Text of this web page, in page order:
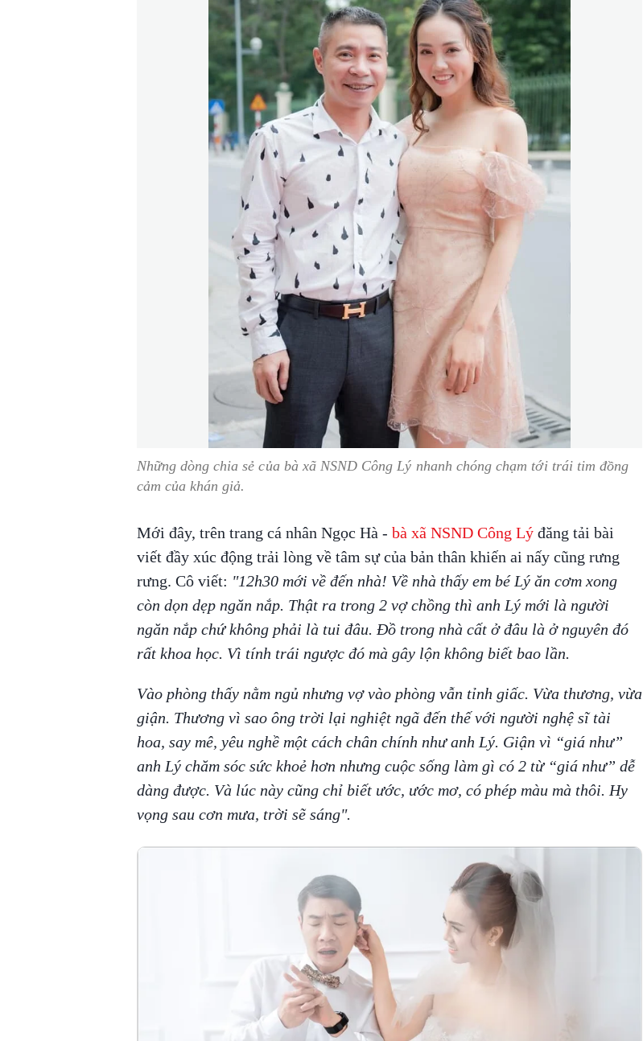
Những dòng chia sẻ của bà xã NSND Công Lý nhanh chóng chạm tới trái tim đồng
cảm của khán giả.
Mới đây, trên trang cá nhân Ngọc Hà - bà xã NSND Công Lýđăng tải bài
viết đầy xúc động trải lòng về tâm sự của bản thân khiến ai nấy cũng rưng
rưng. Cô viết: "12h30 mới về đến nhà! Về nhà thấy em bé Lý ăn cơm xong
còn dọn dẹp ngăn nắp. Thật ra trong 2 vợ chồng thì anh Lý mới là người
ngăn nắp chứ không phải là tui đâu. Đồ trong nhà cất ở đâu là ở nguyên đó
rất khoa học. Vì tính trái ngược đó mà gây lộn không biết bao lần.
Vào phòng thấy nằm ngủ nhưng vợ vào phòng vẫn tỉnh giấc. Vừa thương, vừa
giận. Thương vì sao ông trời lại nghiệt ngã đến thế với người nghệ sĩ tài
hoa, say mê, yêu nghề một cách chân chính như anh Lý. Giận vì “giá như”
anh Lý chăm sóc sức khoẻ hơn nhưng cuộc sống làm gì có 2 từ “giá như” dễ
dàng được. Và lúc này cũng chỉ biết ước, ước mơ, có phép màu mà thôi. Hy
vọng sau cơn mưa, trời sẽ sáng".